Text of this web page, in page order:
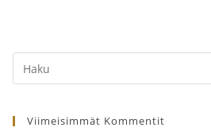
Search
this
Viimeisimmät Kommentit